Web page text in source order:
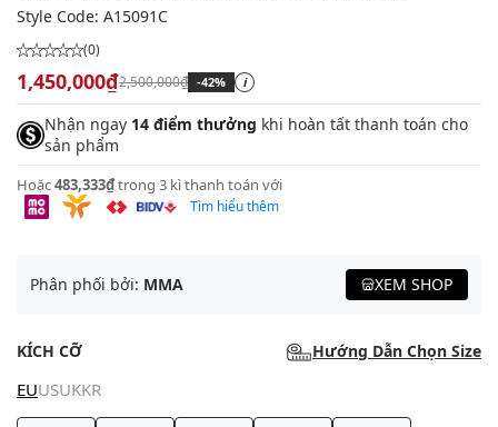
Style Code: A15091C
(0)
1,450,000₫2,500,000₫ -42% i
Nhận ngay 14 điểm thưởng khi hoàn tất thanh toán cho
sản phẩm
Hoặc483,333₫trong 3 kì thanh toán với
Tìm hiểu thêm
Phân phối bởi: MMA XEM SHOP
KÍCH CỠ Hướng Dẫn Chọn Size
EUUSUKKR